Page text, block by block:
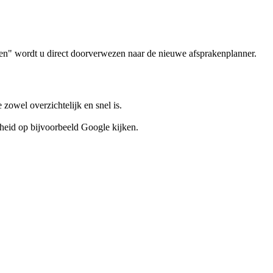
wordt u direct doorverwezen naar de nieuwe afsprakenplanner.
zowel overzichtelijk en snel is.
op bijvoorbeeld Google kijken.